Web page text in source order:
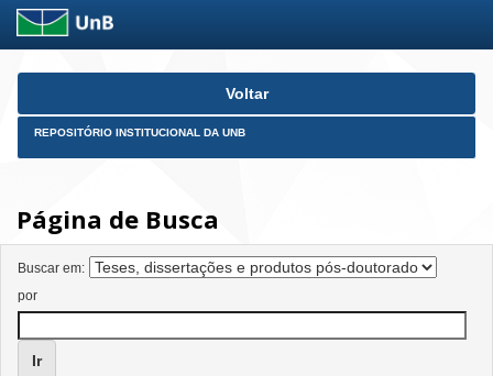
Skip
Voltar
REPOSITÓRIO INSTITUCIONAL DA UNB
Página de Busca
Buscar em:
por